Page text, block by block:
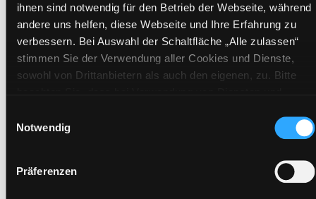
ihnen sind notwendig für den Betrieb der Webseite, während
andere uns helfen, diese Webseite und Ihre Erfahrung zu
verbessern. Bei Auswahl der Schaltfläche „Alle zulassen“
stimmen Sie der Verwendung aller Cookies und Dienste,
sowohl von Drittanbietern als auch den eigenen, zu. Bitte
unsicheren Drittländern (Länder außerhalb des EWR ohne
adäquates Datenschutzniveau) stattfinden kann. In diesem
Zusammenhang können aktuell Risiken für Betroffene nicht
vollständig ausgeschlossen werden. Eine Verarbeitung
Notwendig
Präferenzen
Exemplare
Zweigstelle: Ost - Schillerstraße
Signatur: TD.NK.VE DAH
Vorbestellungen:
Frist: